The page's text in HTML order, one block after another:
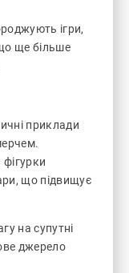
ігри,
ще більше
приклади
що підвищує
на супутні
джерело